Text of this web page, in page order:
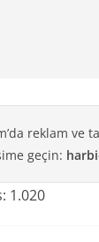
reklam ve
geçin:
1.020